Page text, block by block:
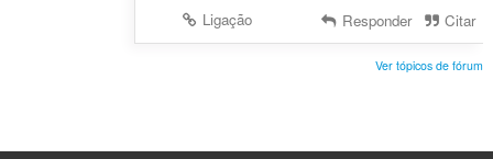
Ligação
Responder Citar
Ver tópicos de fórum